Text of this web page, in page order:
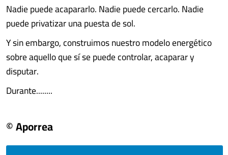
Nadie puede acapararlo. Nadie puede cercarlo. Nadie
puede privatizar una puesta de sol.
Y sin embargo, construimos nuestro modelo energético
sobre aquello que sí se puede controlar, acaparar y
disputar.
Durante........
© Aporrea